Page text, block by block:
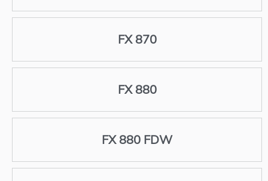
FX 870
FX 880
FX 880 FDW